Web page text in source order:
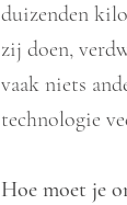
duizenden
zij doen,
vaak niets
technologie
Hoe moet je